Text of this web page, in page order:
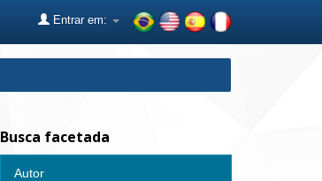
Entrar em:
Busca facetada
Autor